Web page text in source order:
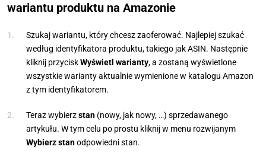
wariantu produktu na Amazonie
Szukaj wariantu, który chcesz zaoferować. Najlepiej szukać
według identyfikatora produktu, takiego jak ASIN. Następnie
kliknij przyciskWyświetl warianty, a zostaną wyświetlone
wszystkie warianty aktualnie wymienione w katalogu Amazon
z tym identyfikatorem.
Teraz wybierzstan (nowy, jak nowy, …) sprzedawanego
artykułu. W tym celu po prostu kliknij w menu rozwijanym
Wybierz stanodpowiedni stan.